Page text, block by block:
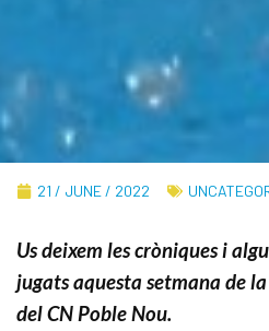
21 / JUNE / 2022
Us deixem les cròniques i
jugats aquesta setmana de
del CN Poble Nou.